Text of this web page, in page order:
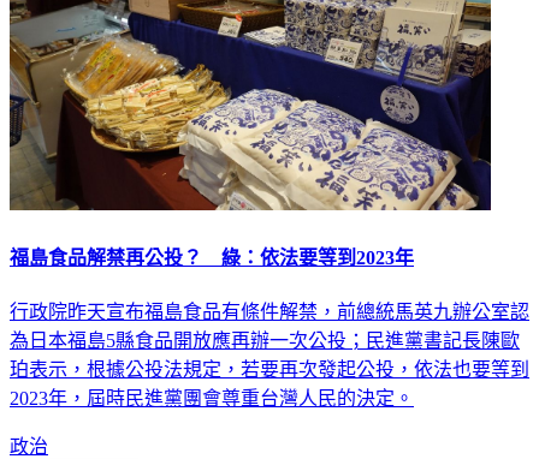
福島食品解禁再公投？ 綠：依法要等到2023年
行政院昨天宣布福島食品有條件解禁，前總統馬英九辦公室認
為日本福島5縣食品開放應再辦一次公投；民進黨書記長陳歐
珀表示，根據公投法規定，若要再次發起公投，依法也要等到
2023年，屆時民進黨團會尊重台灣人民的決定。
政治